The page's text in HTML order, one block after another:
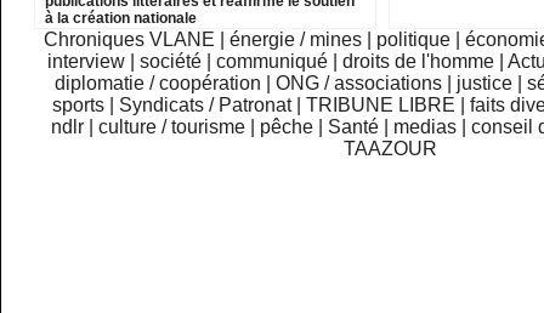
à la création nationale
Chroniques VLANE énergie / mines politique
interview
|société |communiqué |droits de l'homme |
diplomatie / coopération
ONG / associations justice
sports
Syndicats / Patronat TRIBUNE LIBRE
faits
ndlr
|culture / tourisme pêche Santé medias |conseil
TAAZOUR